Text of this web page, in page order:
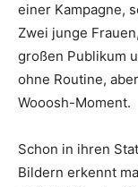
einer Kampagne,
Zwei junge
großen Publikum
ohne Routine,
Wooosh-Moment.
Schon in ihren
Bildern erkennt